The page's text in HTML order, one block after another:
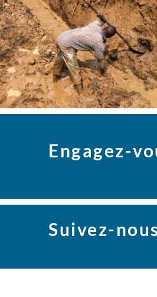
Engagez-
Suivez-